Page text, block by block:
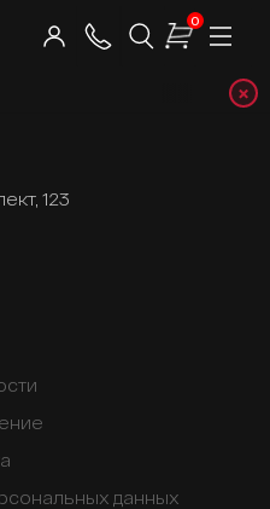
0
×
123
данных